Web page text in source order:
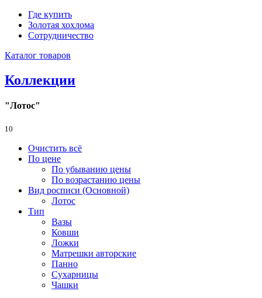
Где купить
Золотая хохлома
Сотрудничество
Каталог товаров
Коллекции
"Лотос"
10
Очистить всё
По цене
По убыванию цены
По возрастанию цены
Вид росписи (Основной)
Лотос
Тип
Вазы
Ковши
Ложки
Матрешки авторские
Панно
Сухарницы
Чашки